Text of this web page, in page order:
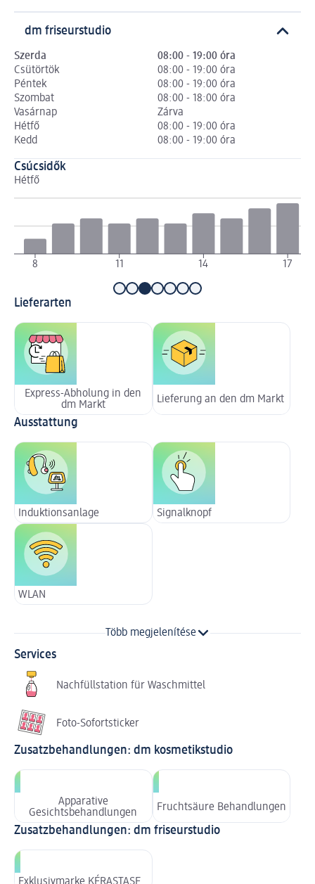
dm friseurstudio
Szerda
08:00 - 19:00 óra
Csütörtök
08:00 - 19:00 óra
Péntek
08:00 - 19:00 óra
Szombat
08:00 - 18:00 óra
Vasárnap
Zárva
Hétfő
08:00 - 19:00 óra
Kedd
08:00 - 19:00 óra
Csúcsidők
Hétfő
8 11 14 17
Lieferarten
Express-Abholung in den
dm Markt
Lieferung an den dm Markt
Ausstattung
Induktionsanlage Signalknopf
WLAN
Több megjelenítése
Services
Nachfüllstation für Waschmittel
Foto-Sofortsticker
Zusatzbehandlungen: dm kosmetikstudio
Apparative
Gesichtsbehandlungen
Fruchtsäure Behandlungen
Zusatzbehandlungen: dm friseurstudio